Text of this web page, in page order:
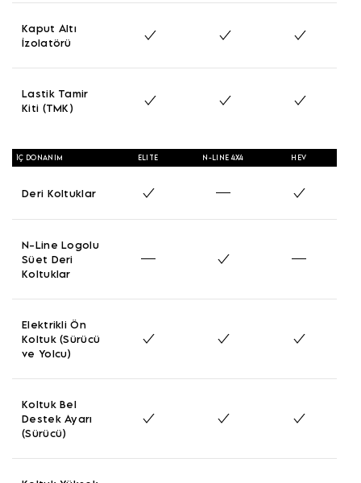
Kaput Altı
İzolatörü
Lastik Tamir
Kiti (TMK)
İÇ DONANIM ELITE N-LINE 4X4 HEV
Deri Koltuklar
N-Line Logolu
Süet Deri
Koltuklar
Elektrikli Ön
Koltuk (Sürücü
ve Yolcu)
Koltuk Bel
Destek Ayarı
(Sürücü)